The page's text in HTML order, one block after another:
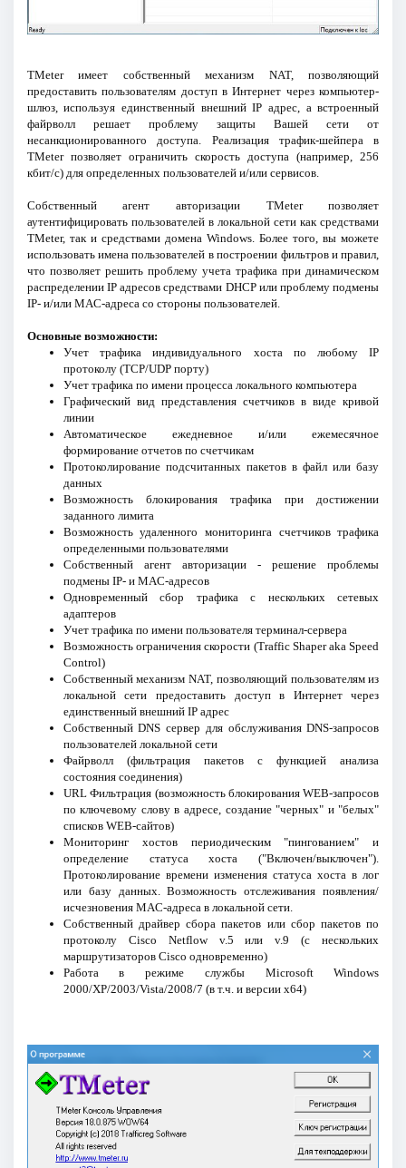
TMeter имеет собственный механизм NAT, позволяющий
предоставить пользователям доступ в Интернет через компьютер-
шлюз, используя единственный внешний IP адрес, а встроенный
файрволл решает проблему защиты Вашей сети от
несанкционированного доступа. Реализация трафик-шейпера в
TMeter позволяет ограничить скорость доступа (например, 256
кбит/c) для определенных пользователей и/или сервисов.
Собственный агент авторизации TMeter позволяет
аутентифицировать пользователей в локальной сети как средствами
TMeter, так и средствами домена Windows. Более того, вы можете
использовать имена пользователей в построении фильтров и правил,
что позволяет решить проблему учета трафика при динамическом
распределении IP адресов средствами DHCP или проблему подмены
IP- и/или MAC-адреса со стороны пользователей.
Основные возможности:
Учет трафика индивидуального хоста по любому IP
протоколу (TCP/UDP порту)
Учет трафика по имени процесса локального компьютера
Графический вид представления счетчиков в виде кривой
линии
Автоматическое ежедневное и/или ежемесячное
формирование отчетов по счетчикам
Протоколирование подсчитанных пакетов в файл или базу
данных
Возможность блокирования трафика при достижении
заданного лимита
Возможность удаленного мониторинга счетчиков трафика
определенными пользователями
Собственный агент авторизации - решение проблемы
подмены IP- и MAC-адресов
Одновременный сбор трафика с нескольких сетевых
адаптеров
Учет трафика по имени пользователя терминал-сервера
Возможность ограничения скорости (Traffic Shaper aka Speed
Control)
Собственный механизм NAT, позволяющий пользователям из
локальной сети предоставить доступ в Интернет через
единственный внешний IP адрес
Собственный DNS сервер для обслуживания DNS-запросов
пользователей локальной сети
Файрволл (фильтрация пакетов с функцией анализа
состояния соединения)
URL Фильтрация (возможность блокирования WEB-запросов
по ключевому слову в адресе, создание "черных" и "белых"
списков WEB-сайтов)
Мониторинг хостов периодическим "пингованием" и
определение статуса хоста ("Включен/выключен").
Протоколирование времени изменения статуса хоста в лог
или базу данных. Возможность отслеживания появления/
исчезновения MAC-адреса в локальной сети.
Собственный драйвер сбора пакетов или сбор пакетов по
протоколу Cisco Netflow v.5 или v.9 (с нескольких
маршрутизаторов Cisco одновременно)
Работа в режиме службы Microsoft Windows
2000/XP/2003/Vista/2008/7 (в т.ч. и версии x64)